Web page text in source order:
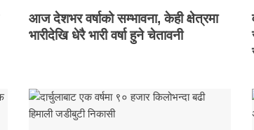
आज देशभर वर्षाको सम्भावना, केही क्षेत्रमा
भारीदेखि धेरै भारी वर्षा हुने चेतावनी